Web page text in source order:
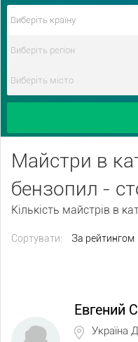
Майстри в
бензопил -
Кількість майстрів в
Сортувати: За рейтингом
Евгений
Україна